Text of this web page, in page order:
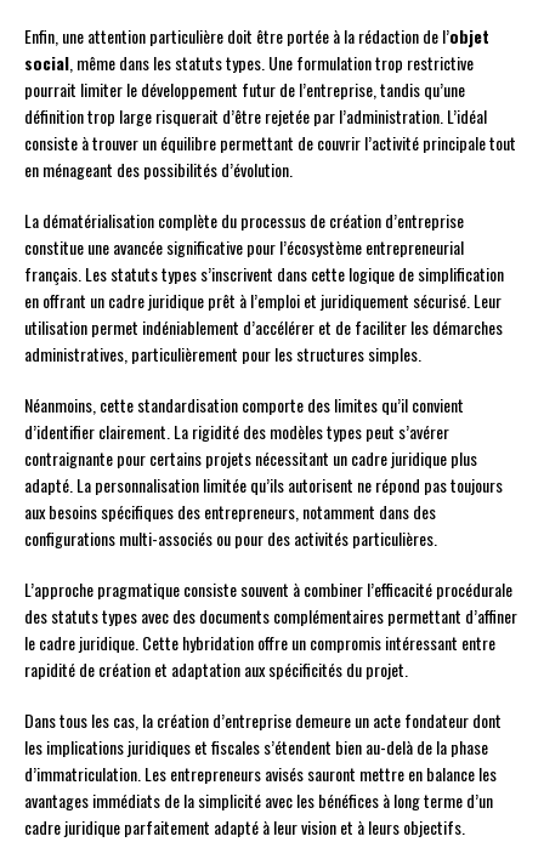
Enfin, une attention particulière doit être portée à la rédaction de l’objet
social, même dans les statuts types. Une formulation trop restrictive
pourrait limiter le développement futur de l’entreprise, tandis qu’une
définition trop large risquerait d’être rejetée par l’administration. L’idéal
consiste à trouver un équilibre permettant de couvrir l’activité principale tout
en ménageant des possibilités d’évolution.
La dématérialisation complète du processus de création d’entreprise
constitue une avancée significative pour l’écosystème entrepreneurial
français. Les statuts types s’inscrivent dans cette logique de simplification
en offrant un cadre juridique prêt à l’emploi et juridiquement sécurisé. Leur
utilisation permet indéniablement d’accélérer et de faciliter les démarches
administratives, particulièrement pour les structures simples.
Néanmoins, cette standardisation comporte des limites qu’il convient
d’identifier clairement. La rigidité des modèles types peut s’avérer
contraignante pour certains projets nécessitant un cadre juridique plus
adapté. La personnalisation limitée qu’ils autorisent ne répond pas toujours
aux besoins spécifiques des entrepreneurs, notamment dans des
configurations multi-associés ou pour des activités particulières.
L’approche pragmatique consiste souvent à combiner l’efficacité procédurale
des statuts types avec des documents complémentaires permettant d’affiner
le cadre juridique. Cette hybridation offre un compromis intéressant entre
rapidité de création et adaptation aux spécificités du projet.
Dans tous les cas, la création d’entreprise demeure un acte fondateur dont
les implications juridiques et fiscales s’étendent bien au-delà de la phase
d’immatriculation. Les entrepreneurs avisés sauront mettre en balance les
avantages immédiats de la simplicité avec les bénéfices à long terme d’un
cadre juridique parfaitement adapté à leur vision et à leurs objectifs.